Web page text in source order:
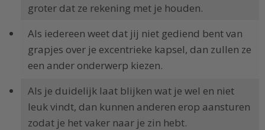
groter dat ze rekening met je houden.
Als iedereen weet dat jij niet gediend bent van
grapjes over je excentrieke kapsel, dan zullen ze
een ander onderwerp kiezen.
Als je duidelijk laat blijken wat je wel en niet
leuk vindt, dan kunnen anderen erop aansturen
zodat je het vaker naar je zin hebt.